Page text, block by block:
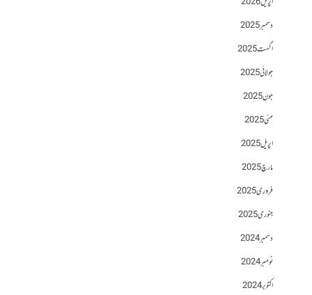
دسمبر 2025
اگست 2025
جولائی 2025
جون 2025
مئی 2025
اپریل 2025
مارچ 2025
فروری 2025
جنوری 2025
دسمبر 2024
نومبر 2024
اکتوبر 2024